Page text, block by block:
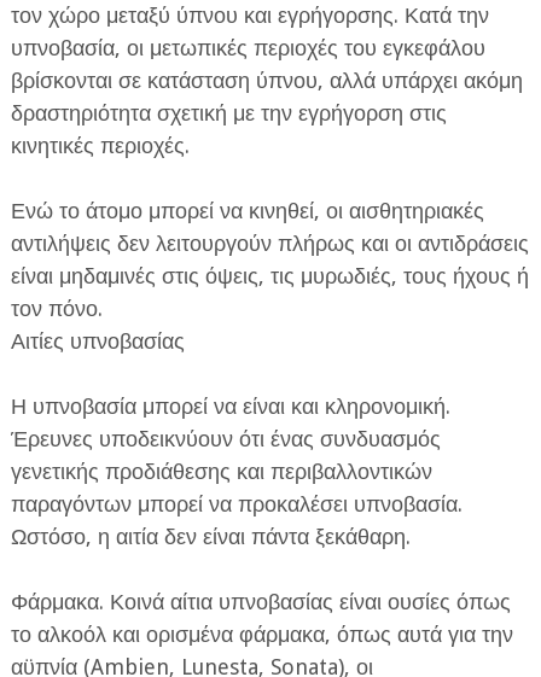
τον χώρο μεταξύ ύπνου και εγρήγορσης. Κατά την
υπνοβασία, οι μετωπικές περιοχές του εγκεφάλου
βρίσκονται σε κατάσταση ύπνου, αλλά υπάρχει ακόμη
δραστηριότητα σχετική με την εγρήγορση στις
κινητικές περιοχές.
Ενώ το άτομο μπορεί να κινηθεί, οι αισθητηριακές
αντιλήψεις δεν λειτουργούν πλήρως και οι αντιδράσεις
είναι μηδαμινές στις όψεις, τις μυρωδιές, τους ήχους ή
τον πόνο.
Αιτίες υπνοβασίας
Η υπνοβασία μπορεί να είναι και κληρονομική.
Έρευνες υποδεικνύουν ότι ένας συνδυασμός
γενετικής προδιάθεσης και περιβαλλοντικών
παραγόντων μπορεί να προκαλέσει υπνοβασία.
Ωστόσο, η αιτία δεν είναι πάντα ξεκάθαρη.
Φάρμακα. Κοινά αίτια υπνοβασίας είναι ουσίες όπως
το αλκοόλ και ορισμένα φάρμακα, όπως αυτά για την
αϋπνία (Ambien, Lunesta, Sonata), οι